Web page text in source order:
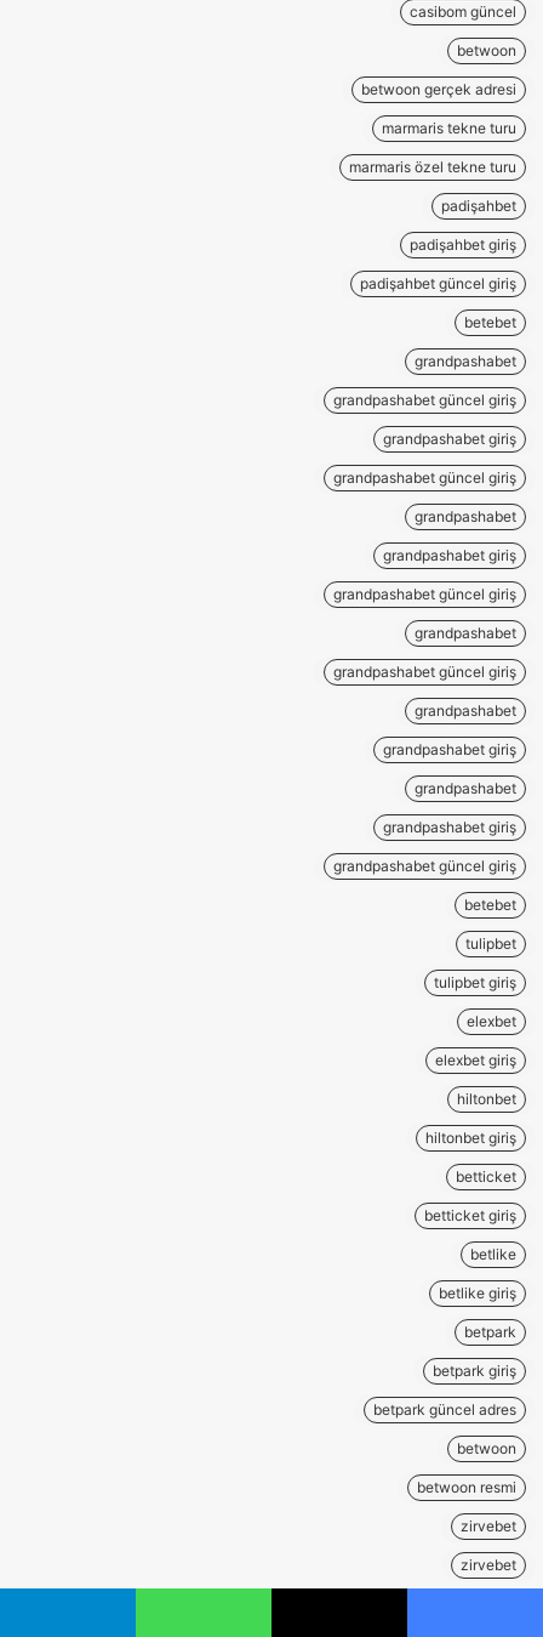
casibom güncel
betwoon
betwoon gerçek adresi
marmaris tekne turu
marmaris özel tekne turu
padişahbet
padişahbet giriş
padişahbet güncel giriş
betebet
grandpashabet
grandpashabet güncel giriş
grandpashabet giriş
grandpashabet güncel giriş
grandpashabet
grandpashabet giriş
grandpashabet güncel giriş
grandpashabet
grandpashabet güncel giriş
grandpashabet
grandpashabet giriş
grandpashabet
grandpashabet giriş
grandpashabet güncel giriş
betebet
tulipbet
tulipbet giriş
elexbet
elexbet giriş
hiltonbet
hiltonbet giriş
betticket
betticket giriş
betlike
betlike giriş
betpark
betpark giriş
betpark güncel adres
betwoon
betwoon resmi
zirvebet
zirvebet